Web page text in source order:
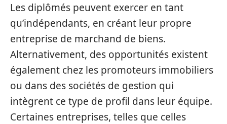
Les diplômés peuvent exercer en tant
qu’indépendants, en créant leur propre
entreprise de marchand de biens.
Alternativement, des opportunités existent
également chez les promoteurs immobiliers
ou dans des sociétés de gestion qui
intègrent ce type de profil dans leur équipe.
Certaines entreprises, telles que celles